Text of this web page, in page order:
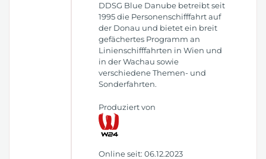
DDSG Blue Danube betreibt seit
1995 die Personenschifffahrt auf
der Donau und bietet ein breit
gefächertes Programm an
Linienschifffahrten in Wien und
in der Wachau sowie
verschiedene Themen- und
Sonderfahrten.
Produziert von
Online seit: 06.12.2023